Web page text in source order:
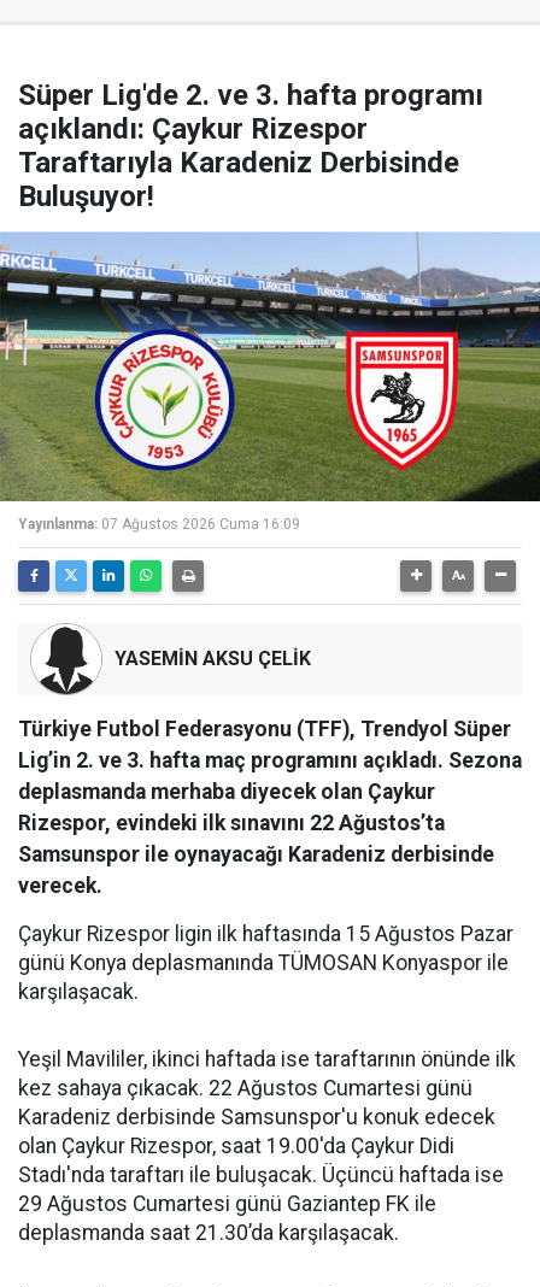
Süper Lig'de 2. ve 3. hafta programı
açıklandı: Çaykur Rizespor
Taraftarıyla Karadeniz Derbisinde
Buluşuyor!
Yayınlanma: 07 Ağustos 2026 Cuma 16:09
YASEMİN AKSU ÇELİK
Türkiye Futbol Federasyonu (TFF), Trendyol Süper
Lig’in 2. ve 3. hafta maç programını açıkladı. Sezona
deplasmanda merhaba diyecek olan Çaykur
Rizespor, evindeki ilk sınavını 22 Ağustos’ta
Samsunspor ile oynayacağı Karadeniz derbisinde
verecek.
Çaykur Rizespor ligin ilk haftasında 15 Ağustos Pazar
günü Konya deplasmanında TÜMOSAN Konyaspor ile
karşılaşacak.
Yeşil Mavililer, ikinci haftada ise taraftarının önünde ilk
kez sahaya çıkacak. 22 Ağustos Cumartesi günü
Karadeniz derbisinde Samsunspor'u konuk edecek
olan Çaykur Rizespor, saat 19.00'da Çaykur Didi
Stadı'nda taraftarı ile buluşacak. Üçüncü haftada ise
29 Ağustos Cumartesi günü Gaziantep FK ile
deplasmanda saat 21.30’da karşılaşacak.